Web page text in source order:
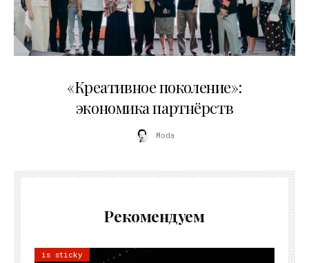
«Креативное поколение»:
экономика партнёрств
Moda
Рекомендуем
is sticky